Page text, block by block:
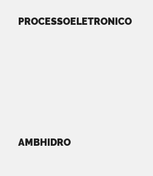
PROCESSOELETRONICO
AMBHIDRO